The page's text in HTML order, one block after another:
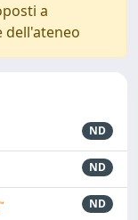
a
dell'ateneo
ND
ND
ND